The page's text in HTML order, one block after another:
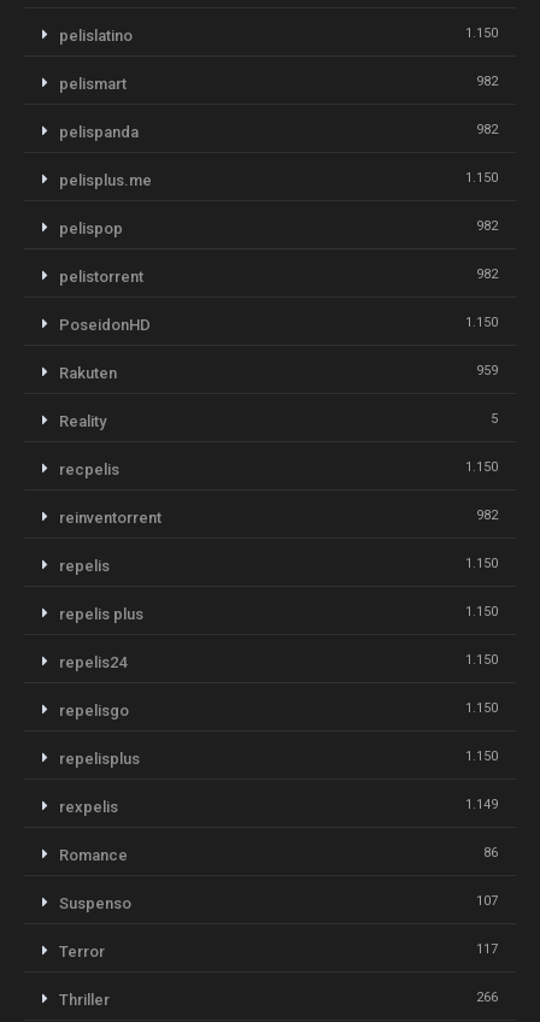
pelislatino 1.150
pelismart 982
pelispanda 982
pelisplus.me 1.150
pelispop 982
pelistorrent 982
PoseidonHD 1.150
Rakuten 959
Reality 5
recpelis 1.150
reinventorrent 982
repelis 1.150
repelis plus 1.150
repelis24 1.150
repelisgo 1.150
repelisplus 1.150
rexpelis 1.149
Romance 86
Suspenso 107
Terror 117
Thriller 266